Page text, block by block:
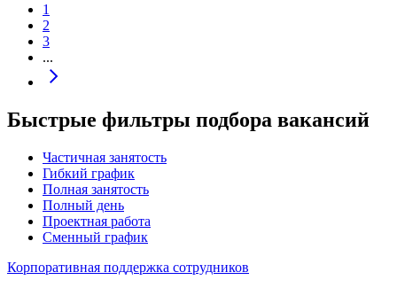
1
2
3
...
Быстрые фильтры подбора вакансий
Частичная занятость
Гибкий график
Полная занятость
Полный день
Проектная работа
Сменный график
Корпоративная поддержка сотрудников